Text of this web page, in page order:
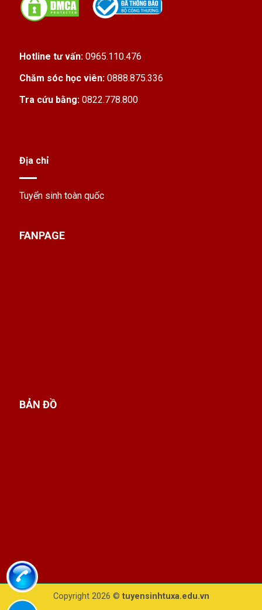
Hotline tư vấn: 0965.110.476
Chăm sóc học viên: 0888.875.336
Tra cứu bằng: 0822.778.800
Địa chỉ
Tuyển sinh toàn quốc
FANPAGE
BẢN ĐỒ
Copyright 2026 © tuyensinhtuxa.edu.vn